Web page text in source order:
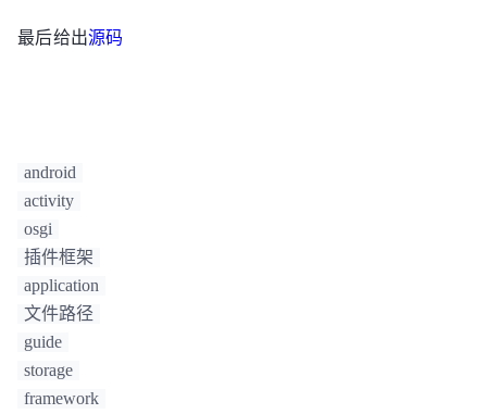
最后给出源码
android
activity
osgi
插件框架
application
文件路径
guide
storage
framework